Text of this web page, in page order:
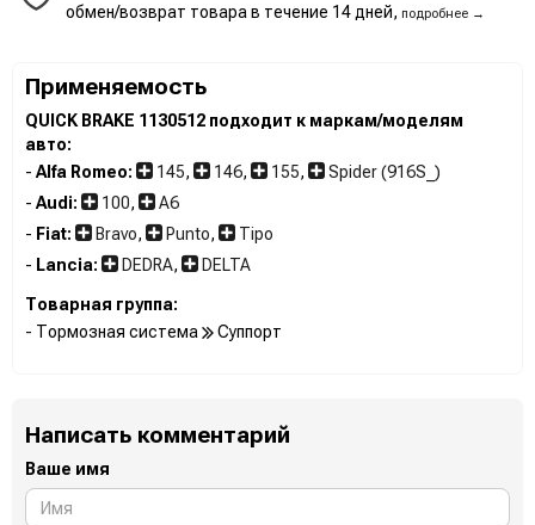
обмен/возврат товара в течение 14 дней, подробнее →
Применяемость
QUICK BRAKE 1130512 подходит к маркам/моделям
авто:
- Alfa Romeo: 145, 146, 155,
Spider (916S_)
- Audi: 100,
A6
- Fiat: Bravo, Punto,
Tipo
- Lancia: DEDRA, DELTA
Товарная группа:
- Тормозная система
Суппорт
Написать комментарий
Ваше имя